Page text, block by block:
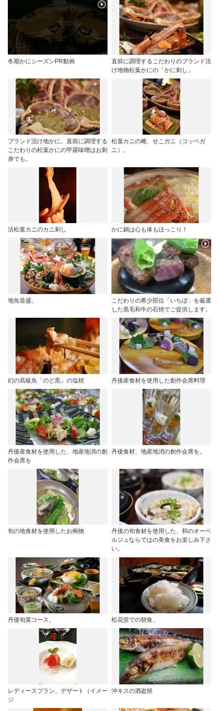
冬期かにシーズンPR動画
直前に調理するこだわりのブランド活
け地物松葉かにの「かに刺し」
ブランド活け地かに。直前に調理する
こだわりの松葉かにの甲羅味噌はお刺
身でも。
松葉カニの雌、せこガニ（コッペガ
ニ）。
活松葉カニのカニ刺し かに鍋は心も体もほっこり！
地魚造盛。
こだわりの希少部位「いちぼ」を厳選
した黒毛和牛の石焼でご提供します。
幻の高級魚「のど黒」の塩焼 丹後産食材を使用した創作会席料理
丹後産食材を使用した、地産地消の創
作会席を
丹後食材、地産地消の創作会席を。
旬の地食材を使用したお椀物
丹後の旬食材を使用した、和のオーベ
ルジュならではの美食をお楽しみ下さ
い。
丹後旬菜コース。 松花堂での朝食。
レディースプラン、デザート（イメー
ジ
沖キスの酒盗焼